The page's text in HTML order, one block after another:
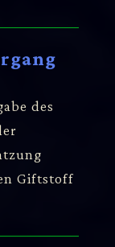
des
Giftstoff